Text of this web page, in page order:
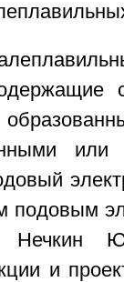
или
подовым
Нечкин
и